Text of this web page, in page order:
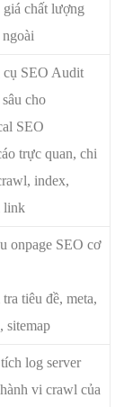
chất lượng
cụ SEO Audit
cho
SEO
trực quan, chi
index,
link
onpage SEO cơ
tiêu đề, meta,
sitemap
log server
vi crawl của